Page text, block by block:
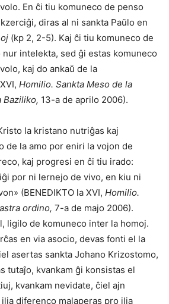
En ĉi tiu komuneco de penso
diras al ni sankta Paŭlo en
(kp 2, 2-5). Kaj ĉi tiu komuneco de
intelekta, sed ĝi estas komuneco
kaj do ankaŭ de la
Homilio. Sankta Meso de la
Baziliko, 13-a de aprilo 2006).
la kristano nutriĝas kaj
de la amo por eniri la vojon de
kaj progresi en ĉi tiu irado:
por ni lernejo de vivo, en kiu ni
(BENEDIKTO la XVI, Homilio.
ordino, 7-a de majo 2006).
ligilo de komuneco inter la homoj.
en via asocio, devas fonti el la
asertas sankta Johano Krizostomo,
tutaĵo, kvankam ĝi konsistas el
kvankam nevidate, ĉiel ajn
diferenco malaperas pro ilia